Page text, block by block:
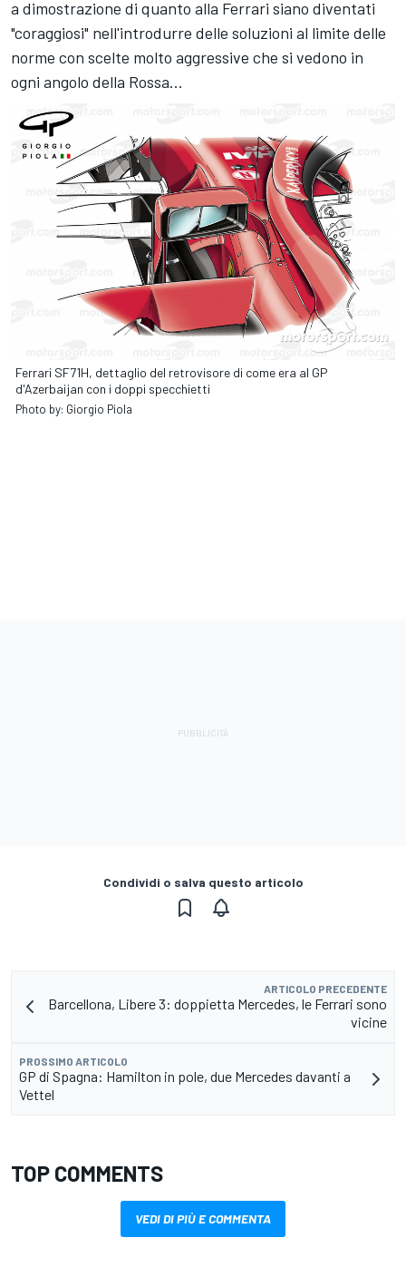
a dimostrazione di quanto alla Ferrari siano diventati
"coraggiosi" nell'introdurre delle soluzioni al limite delle
norme con scelte molto aggressive che si vedono in
ogni angolo della Rossa...
Ferrari SF71H, dettaglio del retrovisore di come era al GP
d'Azerbaijan con i doppi specchietti
Photo by: Giorgio Piola
Condividi o salva questo articolo
ARTICOLO PRECEDENTE
Barcellona, Libere 3: doppietta Mercedes, le Ferrari sono
vicine
PROSSIMO ARTICOLO
GP di Spagna: Hamilton in pole, due Mercedes davanti a
Vettel
TOP COMMENTS
VEDI DI PIÙ E COMMENTA